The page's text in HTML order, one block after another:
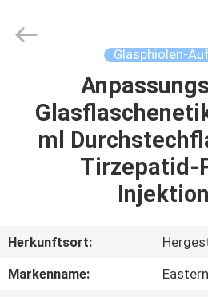
PRODUKTE
FABRIK-
Glasphiolen-
ml
Tirzepatid-
Herkunftsort:
Markenname: